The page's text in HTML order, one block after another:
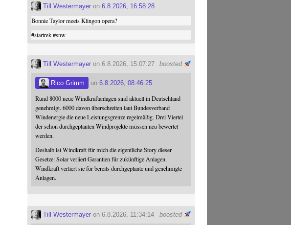
Till Westermayer on6.8.2026, 16:58:28
Bonnie Taylor meets Klingon opera?
#startrek #snw
boosted
Till Westermayer on 6.8.2026, 15:07:27
Rico Grimm on6.8.2026, 08:46:25
Rund 8000 neue Windkraftanlagen sind aktuell in Deutschland
genehmigt. 6000 davon überschreiten laut Bundesverband
Windenergie die neue Leistungsgrenze regelmäßig. Drei Viertel
der schon durchgeplanten Windprojekte müssen neu bewertet
werden.
Deshalb ist Windkraft für mich die eigentliche Story dieser
Gesetze: Solar verliert Garantien für zukünftige Anlagen.
Windkraft verliert sie für bereits durchgeplante und genehmigte
Anlagen.
boosted
Till Westermayer on 6.8.2026, 11:34:14